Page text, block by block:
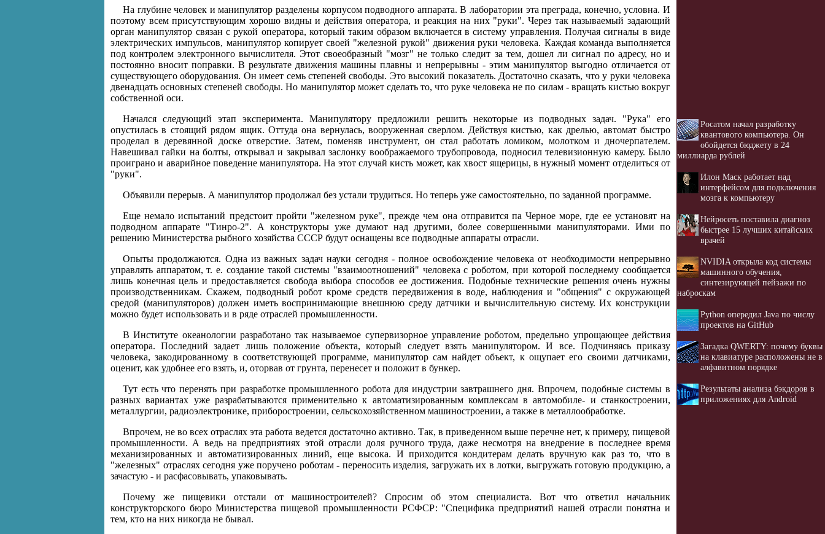
На глубине человек и манипулятор разделены корпусом подводного аппарата. В лаборатории эта преграда, конечно, условна. И
поэтому всем присутствующим хорошо видны и действия оператора, и реакция на них "руки". Через так называемый задающий
орган манипулятор связан с рукой оператора, который таким образом включается в систему управления. Получая сигналы в виде
электрических импульсов, манипулятор копирует своей "железной рукой" движения руки человека. Каждая команда выполняется
под контролем электронного вычислителя. Этот своеобразный "мозг" не только следит за тем, дошел ли сигнал по адресу, но и
постоянно вносит поправки. В результате движения машины плавны и непрерывны - этим манипулятор выгодно отличается от
существующего оборудования. Он имеет семь степеней свободы. Это высокий показатель. Достаточно сказать, что у руки человека
двенадцать основных степеней свободы. Но манипулятор может сделать то, что руке человека не по силам - вращать кистью вокруг
собственной оси.
Начался следующий этап эксперимента. Манипулятору предложили решить некоторые из подводных задач. "Рука" его
опустилась в стоящий рядом ящик. Оттуда она вернулась, вооруженная сверлом. Действуя кистью, как дрелью, автомат быстро
проделал в деревянной доске отверстие. Затем, поменяв инструмент, он стал работать ломиком, молотком и дночерпателем.
Навешивал гайки на болты, открывал и закрывал заслонку воображаемого трубопровода, подносил телевизионную камеру. Было
проиграно и аварийное поведение манипулятора. На этот случай кисть может, как хвост ящерицы, в нужный момент отделиться от
"руки".
Объявили перерыв. А манипулятор продолжал без устали трудиться. Но теперь уже самостоятельно, по заданной программе.
Еще немало испытаний предстоит пройти "железном руке", прежде чем она отправится па Черное море, где ее установят на
подводном аппарате "Тинро-2". А конструкторы уже думают над другими, более совершенными манипуляторами. Ими по
решению Министерства рыбного хозяйства СССР будут оснащены все подводные аппараты отрасли.
Опыты продолжаются. Одна из важных задач науки сегодня - полное освобождение человека от необходимости непрерывно
управлять аппаратом, т. е. создание такой системы "взаимоотношений" человека с роботом, при которой последнему сообщается
лишь конечная цель и предоставляется свобода выбора способов ее достижения. Подобные технические решения очень нужны
производственникам. Скажем, подводный робот кроме средств передвижения в воде, наблюдения и "общения" с окружающей
средой (манипуляторов) должен иметь воспринимающие внешнюю среду датчики и вычислительную систему. Их конструкции
можно будет использовать и в ряде отраслей промышленности.
В Институте океанологии разработано так называемое супервизорное управление роботом, предельно упрощающее действия
оператора. Последний задает лишь положение объекта, который следует взять манипулятором. И все. Подчиняясь приказу
человека, закодированному в соответствующей программе, манипулятор сам найдет объект, к ощупает его своими датчиками,
оценит, как удобнее его взять, и, оторвав от грунта, перенесет и положит в бункер.
Тут есть что перенять при разработке промышленного робота для индустрии завтрашнего дня. Впрочем, подобные системы в
разных вариантах уже разрабатываются применительно к автоматизированным комплексам в автомобиле- и станкостроении,
металлургии, радиоэлектронике, приборостроении, сельскохозяйственном машиностроении, а также в металлообработке.
Впрочем, не во всех отраслях эта работа ведется достаточно активно. Так, в приведенном выше перечне нет, к примеру, пищевой
промышленности. А ведь на предприятиях этой отрасли доля ручного труда, даже несмотря на внедрение в последнее время
механизированных и автоматизированных линий, еще высока. И приходится кондитерам делать вручную как раз то, что в
"железных" отраслях сегодня уже поручено роботам - переносить изделия, загружать их в лотки, выгружать готовую продукцию, а
зачастую - и расфасовывать, упаковывать.
Почему же пищевики отстали от машиностроителей? Спросим об этом специалиста. Вот что ответил начальник
конструкторского бюро Министерства пищевой промышленности РСФСР: "Специфика предприятий нашей отрасли понятна и
тем, кто на них никогда не бывал.
Росатом начал разработку
квантового компьютера. Он
обойдется бюджету в 24
миллиарда рублей
Илон Маск работает над
интерфейсом для подключения
мозга к компьютеру
Нейросеть поставила диагноз
быстрее 15 лучших китайских
врачей
NVIDIA открыла код системы
машинного обучения,
синтезирующей пейзажи по
наброскам
Python опередил Java по числу
проектов на GitHub
Загадка QWERTY: почему буквы
на клавиатуре расположены не в
алфавитном порядке
Результаты анализа бэкдоров в
приложениях для Android